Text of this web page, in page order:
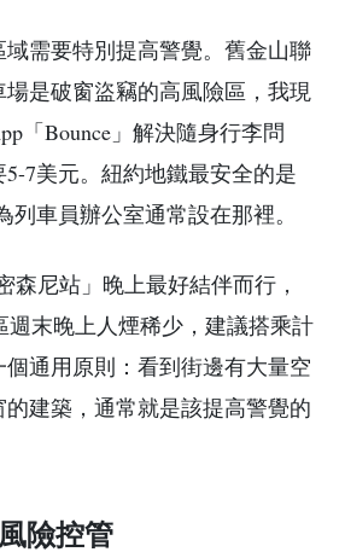
需要特別提高警覺。舊金山聯
是破窗盜竊的高風險區，我現
「Bounce」解決隨身行李問
7美元。紐約地鐵最安全的是
列車員辦公室通常設在那裡。
森尼站」晚上最好結伴而行，
週末晚上人煙稀少，建議搭乘計
通用原則：看到街邊有大量空
建築，通常就是該提高警覺的
險控管